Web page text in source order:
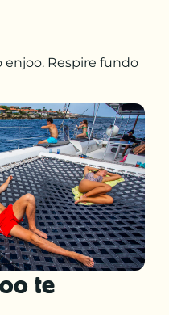
enjoo. Respire fundo
te